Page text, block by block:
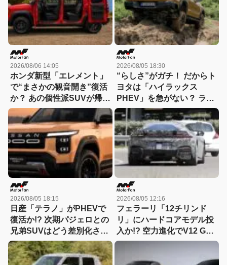
2026/08/06 14:05
ホンダ新型「エレメント」
で“まさかの観音開き”復活
か？ あの個性派SUVが帰っ
てくる可能性
2026/08/05 18:30
“らしさ”がガチ！ だからト
ヨタは「ハイラックス
PHEV」を急がない？ ライ
バルとは異なる電動化戦略
を読み解く
2026/08/05 18:15
日産「テラノ」がPHEVで
復活か!? 次期パジェロとの
兄弟SUVはどう差別化され
る？
2026/08/05 12:16
フェラーリ「12チリンド
リ」にハードコアモデル投
入か!? 空力進化でV12 GT
は新たな領域へ